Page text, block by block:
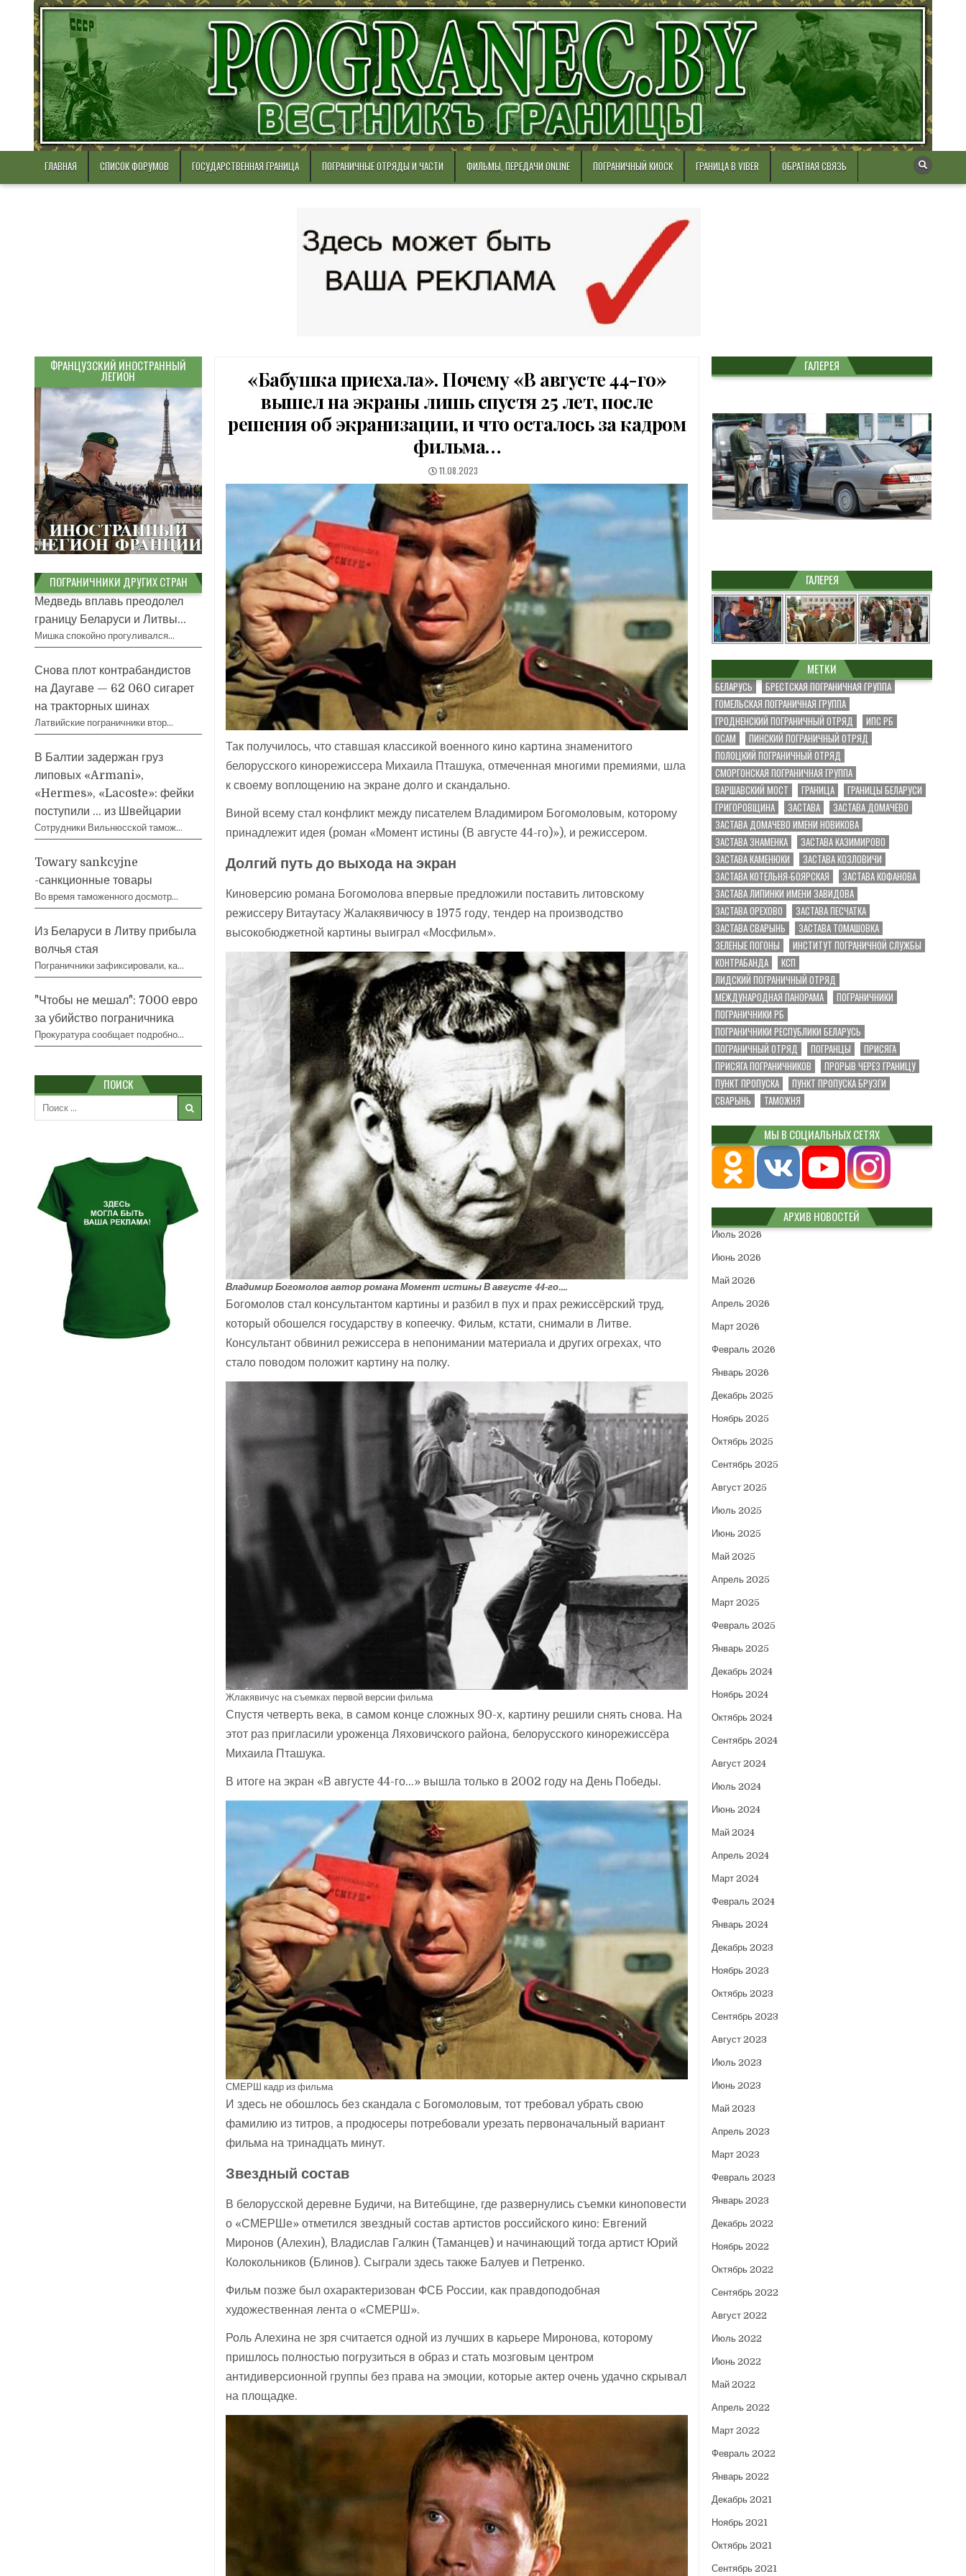
content
ГЛАВНАЯ СПИСОК ФОРУМОВ ГОСУДАРСТВЕННАЯ ГРАНИЦА ПОГРАНИЧНЫЕ ОТРЯДЫ И ЧАСТИ ФИЛЬМЫ, ПЕРЕДАЧИ ONLINE ПОГРАНИЧНЫЙ КИОСК ГРАНИЦА В VIBER ОБРАТНАЯ СВЯЗЬ
«Бабушка приехала». Почему «В августе 44-го»
вышел на экраны лишь спустя 25 лет, после
решения об экранизации, и что осталось за кадром
фильма…
PUBLISHED
DATE:
11.08.2023
Так получилось, что ставшая классикой военного кино картина знаменитого
белорусского кинорежиссера Михаила Пташука, отмеченная многими премиями, шла
к своему воплощению на экране долго и скандально.
Виной всему стал конфликт между писателем Владимиром Богомоловым, которому
принадлежит идея (роман «Момент истины (В августе 44-го)»), и режиссером.
Долгий путь до выхода на экран
Киноверсию романа Богомолова впервые предложили поставить литовскому
режиссеру Витаутасу Жалакявичюсу в 1975 году, тендер на производство
высокобюджетной картины выиграл «Мосфильм».
Владимир Богомолов автор романа Момент истины В августе 44-го….
Богомолов стал консультантом картины и разбил в пух и прах режиссёрский труд,
который обошелся государству в копеечку. Фильм, кстати, снимали в Литве.
Консультант обвинил режиссера в непонимании материала и других огрехах, что
стало поводом положит картину на полку.
Жлакявичус на съемках первой версии фильма
Спустя четверть века, в самом конце сложных 90-х, картину решили снять снова. На
этот раз пригласили уроженца Ляховичского района, белорусского кинорежиссёра
Михаила Пташука.
В итоге на экран «В августе 44-го…» вышла только в 2002 году на День Победы.
СМЕРШ кадр из фильма
И здесь не обошлось без скандала с Богомоловым, тот требовал убрать свою
фамилию из титров, а продюсеры потребовали урезать первоначальный вариант
фильма на тринадцать минут.
Звездный состав
В белорусской деревне Будичи, на Витебщине, где развернулись съемки киноповести
о «СМЕРШе» отметился звездный состав артистов российского кино: Евгений
Миронов (Алехин), Владислав Галкин (Таманцев) и начинающий тогда артист Юрий
Колокольников (Блинов). Сыграли здесь также Балуев и Петренко.
Фильм позже был охарактеризован ФСБ России, как правдоподобная
художественная лента о «СМЕРШ».
Роль Алехина не зря считается одной из лучших в карьере Миронова, которому
пришлось полностью погрузиться в образ и стать мозговым центром
антидиверсионной группы без права на эмоции, которые актер очень удачно скрывал
на площадке.
ФРАНЦУЗСКИЙ ИНОСТРАННЫЙ
ЛЕГИОН
ПОГРАНИЧНИКИ ДРУГИХ СТРАН
Медведь вплавь преодолел
границу Беларуси и Литвы...
Мишка спокойно прогуливался…
Снова плот контрабандистов
на Даугаве — 62 060 сигарет
на тракторных шинах
Латвийские пограничники втор…
В Балтии задержан груз
липовых «Armani»,
«Hermes», «Lacoste»: фейки
поступили … из Швейцарии
Сотрудники Вильнюсской тамож…
Towary sankcyjne
-санкционные товары
Во время таможенного досмотр…
Из Беларуси в Литву прибыла
волчья стая
Пограничники зафиксировали, ка…
"Чтобы не мешал": 7000 евро
за убийство пограничника
Прокуратура сообщает подробно…
ПОИСК
ГАЛЕРЕЯ
ГАЛЕРЕЯ
МЕТКИ
БЕЛАРУСЬ
БРЕСТСКАЯ ПОГРАНИЧНАЯ ГРУППА
ГОМЕЛЬСКАЯ ПОГРАНИЧНАЯ ГРУППА
ГРОДНЕНСКИЙ ПОГРАНИЧНЫЙ ОТРЯД
ИПС РБ
ОСАМ
ПИНСКИЙ ПОГРАНИЧНЫЙ ОТРЯД
ПОЛОЦКИЙ ПОГРАНИЧНЫЙ ОТРЯД
СМОРГОНСКАЯ ПОГРАНИЧНАЯ ГРУППА
ВАРШАВСКИЙ МОСТ
ГРАНИЦА
ГРАНИЦЫ БЕЛАРУСИ
ГРИГОРОВЩИНА
ЗАСТАВА
ЗАСТАВА ДОМАЧЕВО
ЗАСТАВА ДОМАЧЕВО ИМЕНИ НОВИКОВА
ЗАСТАВА ЗНАМЕНКА
ЗАСТАВА КАЗИМИРОВО
ЗАСТАВА КАМЕНЮКИ
ЗАСТАВА КОЗЛОВИЧИ
ЗАСТАВА КОТЕЛЬНЯ-БОЯРСКАЯ
ЗАСТАВА КОФАНОВА
ЗАСТАВА ЛИПИНКИ ИМЕНИ ЗАВИДОВА
ЗАСТАВА ОРЕХОВО
ЗАСТАВА ПЕСЧАТКА
ЗАСТАВА СВАРЫНЬ
ЗАСТАВА ТОМАШОВКА
ЗЕЛЕНЫЕ ПОГОНЫ
ИНСТИТУТ ПОГРАНИЧНОЙ СЛУЖБЫ
КОНТРАБАНДА
КСП
ЛИДСКИЙ ПОГРАНИЧНЫЙ ОТРЯД
МЕЖДУНАРОДНАЯ ПАНОРАМА
ПОГРАНИЧНИКИ
ПОГРАНИЧНИКИ РБ
ПОГРАНИЧНИКИ РЕСПУБЛИКИ БЕЛАРУСЬ
ПОГРАНИЧНЫЙ ОТРЯД
ПОГРАНЦЫ
ПРИСЯГА
ПРИСЯГА ПОГРАНИЧНИКОВ
ПРОРЫВ ЧЕРЕЗ ГРАНИЦУ
ПУНКТ ПРОПУСКА
ПУНКТ ПРОПУСКА БРУЗГИ
СВАРЫНЬ
ТАМОЖНЯ
МЫ В СОЦИАЛЬНЫХ СЕТЯХ
АРХИВ НОВОСТЕЙ
Июль 2026
Июнь 2026
Май 2026
Апрель 2026
Март 2026
Февраль 2026
Январь 2026
Декабрь 2025
Ноябрь 2025
Октябрь 2025
Сентябрь 2025
Август 2025
Июль 2025
Июнь 2025
Май 2025
Апрель 2025
Март 2025
Февраль 2025
Январь 2025
Декабрь 2024
Ноябрь 2024
Октябрь 2024
Сентябрь 2024
Август 2024
Июль 2024
Июнь 2024
Май 2024
Апрель 2024
Март 2024
Февраль 2024
Январь 2024
Декабрь 2023
Ноябрь 2023
Октябрь 2023
Сентябрь 2023
Август 2023
Июль 2023
Июнь 2023
Май 2023
Апрель 2023
Март 2023
Февраль 2023
Январь 2023
Декабрь 2022
Ноябрь 2022
Октябрь 2022
Сентябрь 2022
Август 2022
Июль 2022
Июнь 2022
Май 2022
Апрель 2022
Март 2022
Февраль 2022
Январь 2022
Декабрь 2021
Ноябрь 2021
Октябрь 2021
Сентябрь 2021